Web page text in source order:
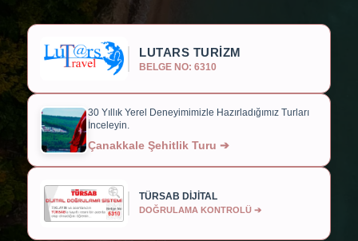
LUTARS TURİZM
BELGE NO: 6310
30 Yıllık Yerel Deneyimimizle Hazırladığımız Turları
İnceleyin.
Çanakkale Şehitlik Turu ➔
TÜRSAB DİJİTAL
DOĞRULAMA KONTROLÜ ➔